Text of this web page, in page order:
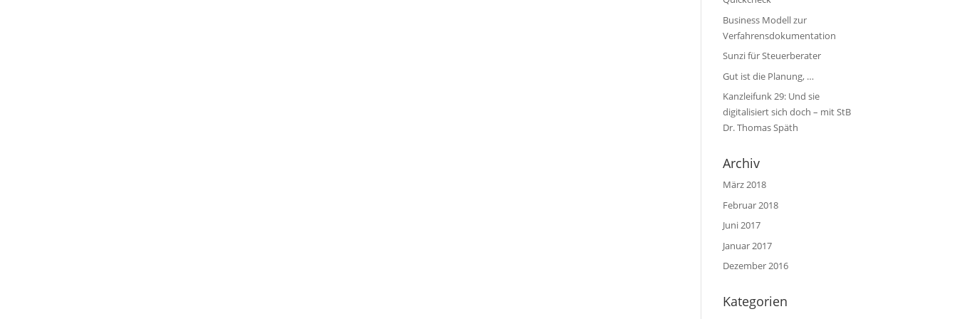
Business Modell zur
Verfahrensdokumentation
Sunzi für Steuerberater
Gut ist die Planung, …
Kanzleifunk 29: Und sie
digitalisiert sich doch – mit StB
Dr. Thomas Späth
Archiv
März 2018
Februar 2018
Juni 2017
Januar 2017
Dezember 2016
Kategorien